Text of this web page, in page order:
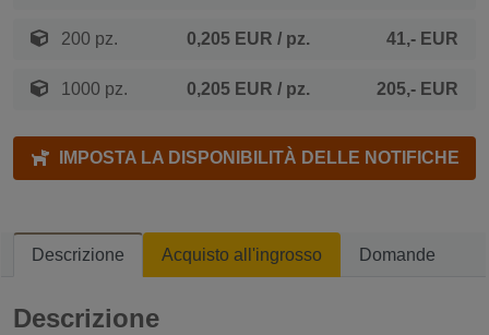
200 pz. 0,205 EUR / pz. 41,- EUR
1000 pz. 0,205 EUR / pz. 205,- EUR
IMPOSTA LA DISPONIBILITÀ DELLE NOTIFICHE
Descrizione Acquisto all'ingrosso Domande
Descrizione